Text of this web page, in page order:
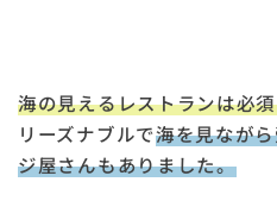
海の見えるレストランは必
リーズナブルで海を見なが
ジ屋さんもありました。